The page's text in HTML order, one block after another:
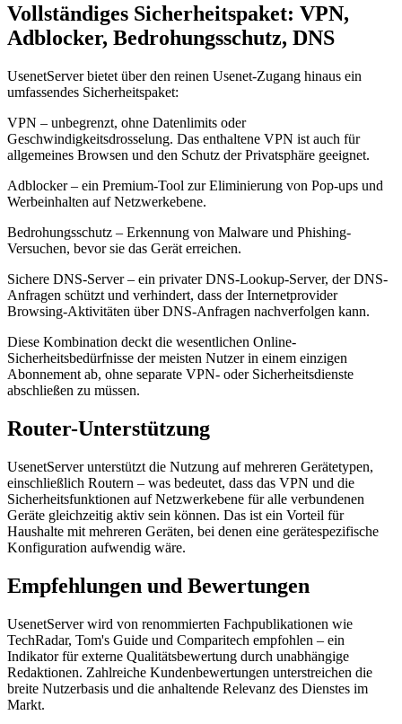
Vollständiges Sicherheitspaket: VPN,
Adblocker, Bedrohungsschutz, DNS
UsenetServer bietet über den reinen Usenet-Zugang hinaus ein
umfassendes Sicherheitspaket:
VPN – unbegrenzt, ohne Datenlimits oder
Geschwindigkeitsdrosselung. Das enthaltene VPN ist auch für
allgemeines Browsen und den Schutz der Privatsphäre geeignet.
Adblocker – ein Premium-Tool zur Eliminierung von Pop-ups und
Werbeinhalten auf Netzwerkebene.
Bedrohungsschutz – Erkennung von Malware und Phishing-
Versuchen, bevor sie das Gerät erreichen.
Sichere DNS-Server – ein privater DNS-Lookup-Server, der DNS-
Anfragen schützt und verhindert, dass der Internetprovider
Browsing-Aktivitäten über DNS-Anfragen nachverfolgen kann.
Diese Kombination deckt die wesentlichen Online-
Sicherheitsbedürfnisse der meisten Nutzer in einem einzigen
Abonnement ab, ohne separate VPN- oder Sicherheitsdienste
abschließen zu müssen.
Router-Unterstützung
UsenetServer unterstützt die Nutzung auf mehreren Gerätetypen,
einschließlich Routern – was bedeutet, dass das VPN und die
Sicherheitsfunktionen auf Netzwerkebene für alle verbundenen
Geräte gleichzeitig aktiv sein können. Das ist ein Vorteil für
Haushalte mit mehreren Geräten, bei denen eine gerätespezifische
Konfiguration aufwendig wäre.
Empfehlungen und Bewertungen
UsenetServer wird von renommierten Fachpublikationen wie
TechRadar, Tom's Guide und Comparitech empfohlen – ein
Indikator für externe Qualitätsbewertung durch unabhängige
Redaktionen. Zahlreiche Kundenbewertungen unterstreichen die
breite Nutzerbasis und die anhaltende Relevanz des Dienstes im
Markt.